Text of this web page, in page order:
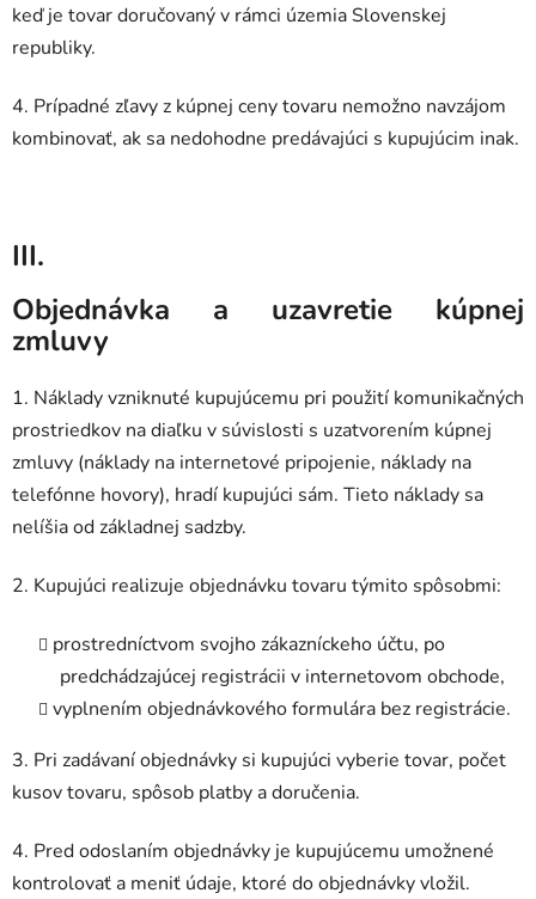
keď je tovar doručovaný v rámci územia Slovenskej
republiky.
4. Prípadné zľavy z kúpnej ceny tovaru nemožno navzájom
kombinovať, ak sa nedohodne predávajúci s kupujúcim inak.
III.
Objednávka a uzavretie kúpnej
zmluvy
1. Náklady vzniknuté kupujúcemu pri použití komunikačných
prostriedkov na diaľku v súvislosti s uzatvorením kúpnej
zmluvy (náklady na internetové pripojenie, náklady na
telefónne hovory), hradí kupujúci sám. Tieto náklady sa
nelíšia od základnej sadzby.
2. Kupujúci realizuje objednávku tovaru týmito spôsobmi:
prostredníctvom svojho zákazníckeho účtu, po
predchádzajúcej registrácii v internetovom obchode,
vyplnením objednávkového formulára bez registrácie.
3. Pri zadávaní objednávky si kupujúci vyberie tovar, počet
kusov tovaru, spôsob platby a doručenia.
4. Pred odoslaním objednávky je kupujúcemu umožnené
kontrolovať a meniť údaje, ktoré do objednávky vložil.